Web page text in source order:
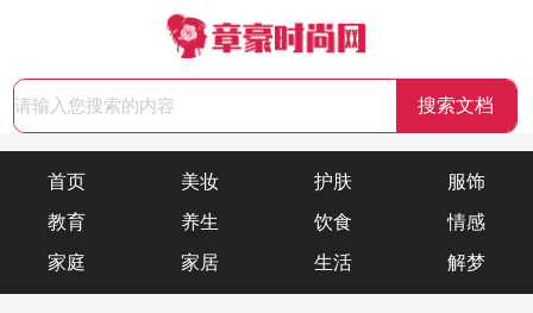
首页 美妆 护肤
服饰
教育
养生 饮食
情感
家庭
家居 生活 解梦